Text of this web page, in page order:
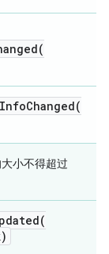
小不得超过